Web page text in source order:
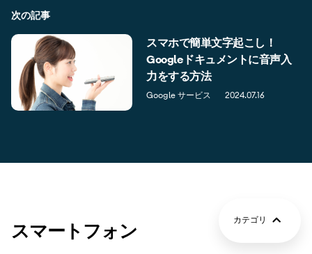
カテゴリ
次の記事
スマホで簡単文字起こし！
Googleドキュメントに音声入
力をする方法
Google サービス 2024.07.16
スマートフォン